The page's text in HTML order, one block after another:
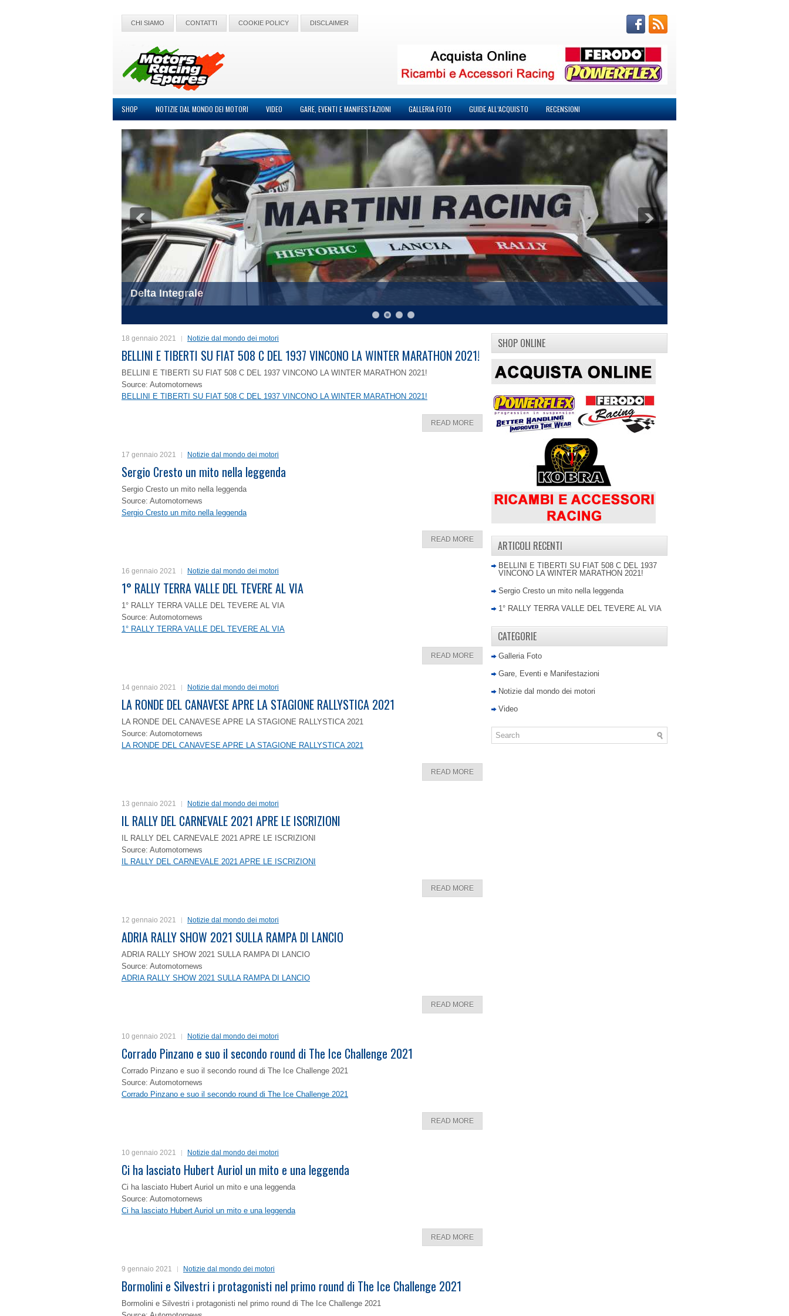
CHI SIAMO CONTATTI COOKIE POLICY DISCLAIMER
SHOP NOTIZIE DAL MONDO DEI MOTORI VIDEO GARE, EVENTI E MANIFESTAZIONI GALLERIA FOTO GUIDE ALL’ACQUISTO RECENSIONI
Delta Integrale
18 gennaio 2021 Notizie dal mondo dei motori
BELLINI E TIBERTI SU FIAT 508 C DEL 1937 VINCONO LA WINTER MARATHON 2021!
BELLINI E TIBERTI SU FIAT 508 C DEL 1937 VINCONO LA WINTER MARATHON 2021!
Source: Automotornews
BELLINI E TIBERTI SU FIAT 508 C DEL 1937 VINCONO LA WINTER MARATHON 2021!
READ MORE
17 gennaio 2021 Notizie dal mondo dei motori
Sergio Cresto un mito nella leggenda
Sergio Cresto un mito nella leggenda
Source: Automotornews
Sergio Cresto un mito nella leggenda
READ MORE
16 gennaio 2021 Notizie dal mondo dei motori
1° RALLY TERRA VALLE DEL TEVERE AL VIA
1° RALLY TERRA VALLE DEL TEVERE AL VIA
Source: Automotornews
1° RALLY TERRA VALLE DEL TEVERE AL VIA
READ MORE
14 gennaio 2021 Notizie dal mondo dei motori
LA RONDE DEL CANAVESE APRE LA STAGIONE RALLYSTICA 2021
LA RONDE DEL CANAVESE APRE LA STAGIONE RALLYSTICA 2021
Source: Automotornews
LA RONDE DEL CANAVESE APRE LA STAGIONE RALLYSTICA 2021
READ MORE
13 gennaio 2021 Notizie dal mondo dei motori
IL RALLY DEL CARNEVALE 2021 APRE LE ISCRIZIONI
IL RALLY DEL CARNEVALE 2021 APRE LE ISCRIZIONI
Source: Automotornews
IL RALLY DEL CARNEVALE 2021 APRE LE ISCRIZIONI
READ MORE
12 gennaio 2021 Notizie dal mondo dei motori
ADRIA RALLY SHOW 2021 SULLA RAMPA DI LANCIO
ADRIA RALLY SHOW 2021 SULLA RAMPA DI LANCIO
Source: Automotornews
ADRIA RALLY SHOW 2021 SULLA RAMPA DI LANCIO
READ MORE
10 gennaio 2021 Notizie dal mondo dei motori
Corrado Pinzano e suo il secondo round di The Ice Challenge 2021
Corrado Pinzano e suo il secondo round di The Ice Challenge 2021
Source: Automotornews
Corrado Pinzano e suo il secondo round di The Ice Challenge 2021
READ MORE
10 gennaio 2021 Notizie dal mondo dei motori
Ci ha lasciato Hubert Auriol un mito e una leggenda
Ci ha lasciato Hubert Auriol un mito e una leggenda
Source: Automotornews
Ci ha lasciato Hubert Auriol un mito e una leggenda
READ MORE
9 gennaio 2021 Notizie dal mondo dei motori
Bormolini e Silvestri i protagonisti nel primo round di The Ice Challenge 2021
Bormolini e Silvestri i protagonisti nel primo round di The Ice Challenge 2021
SHOP ONLINE
ARTICOLI RECENTI
BELLINI E TIBERTI SU FIAT 508 C DEL 1937
VINCONO LA WINTER MARATHON 2021!
Sergio Cresto un mito nella leggenda
1° RALLY TERRA VALLE DEL TEVERE AL VIA
CATEGORIE
Galleria Foto
Gare, Eventi e Manifestazioni
Notizie dal mondo dei motori
Video